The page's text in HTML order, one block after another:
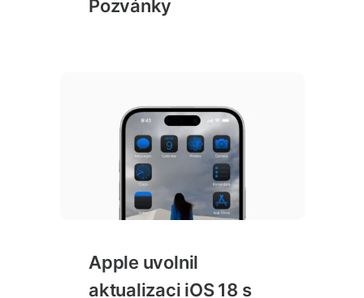
Pozvánky
Apple uvolnil
aktualizaci iOS 18 s